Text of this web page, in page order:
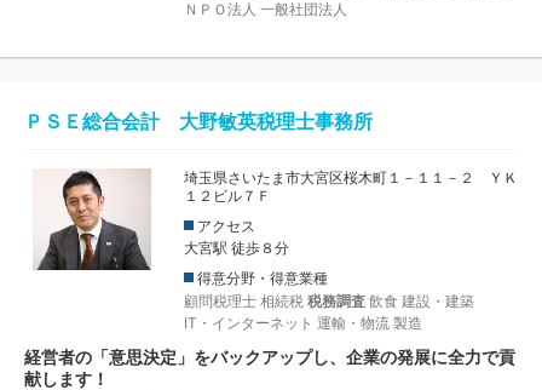
ＮＰＯ法人 一般社団法人
ＰＳＥ総合会計 大野敏英税理士事務所
埼玉県さいたま市大宮区桜木町１－１１－２ ＹＫ
１２ビル７Ｆ
アクセス
大宮駅 徒歩８分
得意分野・得意業種
顧問税理士 相続税 税務調査 飲食 建設・建築
IT・インターネット 運輸・物流 製造
経営者の「意思決定」をバックアップし、企業の発展に全力で貢
献します！